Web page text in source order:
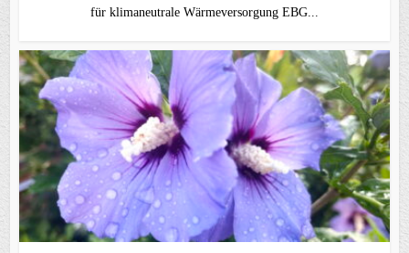
für klimaneutrale Wärmeversorgung EBG...